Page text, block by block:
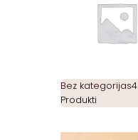
Bez kategorijas4
Produkti